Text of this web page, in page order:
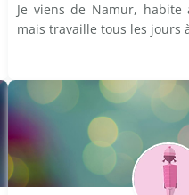
Je viens de Namur, habite
mais travaille tous les jours